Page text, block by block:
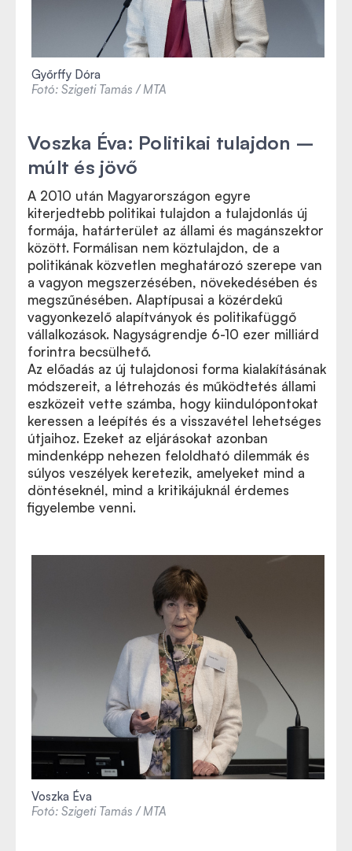
Győrffy Dóra
Fotó: Szigeti Tamás / MTA
Voszka Éva: Politikai tulajdon –
múlt és jövő
A 2010 után Magyarországon egyre
kiterjedtebb politikai tulajdon a tulajdonlás új
formája, határterület az állami és magánszektor
között. Formálisan nem köztulajdon, de a
politikának közvetlen meghatározó szerepe van
a vagyon megszerzésében, növekedésében és
megszűnésében. Alaptípusai a közérdekű
vagyonkezelő alapítványok és politikafüggő
vállalkozások. Nagyságrendje 6-10 ezer milliárd
forintra becsülhető.
Az előadás az új tulajdonosi forma kialakításának
módszereit, a létrehozás és működtetés állami
eszközeit vette számba, hogy kiindulópontokat
keressen a leépítés és a visszavétel lehetséges
útjaihoz. Ezeket az eljárásokat azonban
mindenképp nehezen feloldható dilemmák és
súlyos veszélyek keretezik, amelyeket mind a
döntéseknél, mind a kritikájuknál érdemes
figyelembe venni.
Voszka Éva
Fotó: Szigeti Tamás / MTA